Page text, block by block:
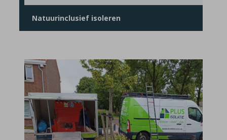
Natuurinclusief isoleren